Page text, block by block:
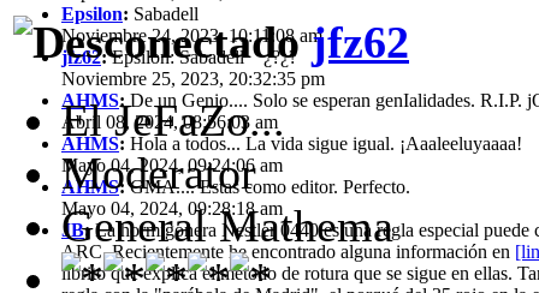
Epsilon: Sabadell
Noviembre 24, 2023, 10:11:08 am
jfz62:Epsilon: Sabadell ¿?¿?
Noviembre 25, 2023, 20:32:35 pm
AHMS: De un Genio.... Solo se esperan genIalidades. R.I.P.
Abril 08, 2024, 08:56:03 am
AHMS: Hola a todos... La vida sigue igual. ¡Aaaleeluyaaaa!
Mayo 04, 2024, 09:24:06 am
AHMS:GMA.... Estas como editor. Perfecto.
Mayo 04, 2024, 09:28:18 am
JB:La hormigonera Nestler 0440 es una regla especial
ARC. Recientemente he encontrado alguna información en
librito que explica el método de rotura que se sigue en ellas.
jfz62
El JeFaZo...
Moderator
General Mathema